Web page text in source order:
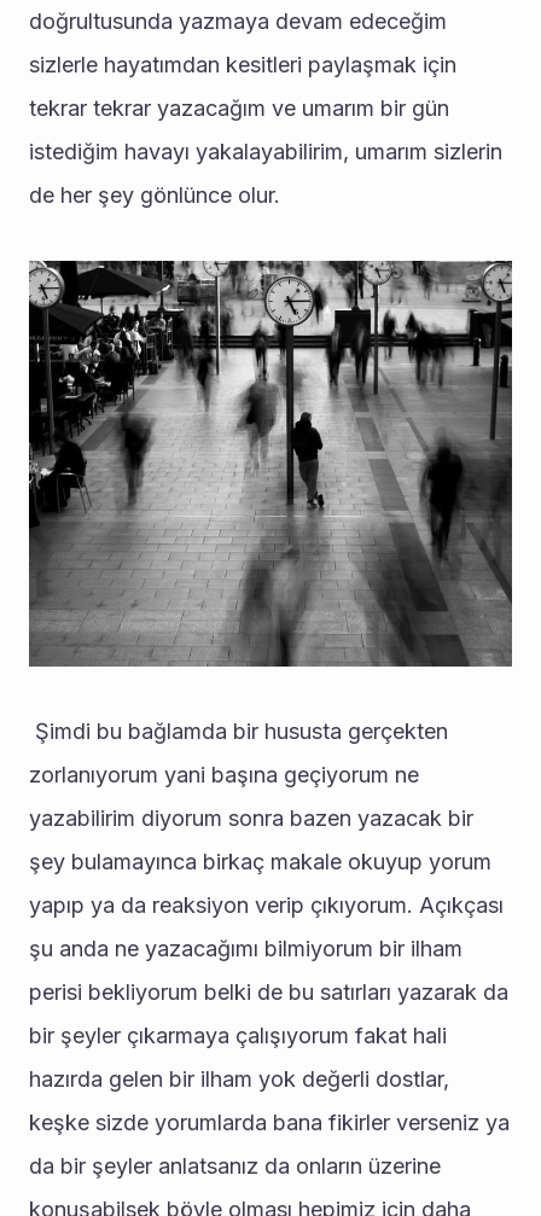
doğrultusunda yazmaya devam edeceğim
sizlerle hayatımdan kesitleri paylaşmak için
tekrar tekrar yazacağım ve umarım bir gün
istediğim havayı yakalayabilirim, umarım sizlerin
de her şey gönlünce olur.
zorlanıyorum yani başına geçiyorum ne
yazabilirim diyorum sonra bazen yazacak bir
şey bulamayınca birkaç makale okuyup yorum
yapıp ya da reaksiyon verip çıkıyorum. Açıkçası
şu anda ne yazacağımı bilmiyorum bir ilham
perisi bekliyorum belki de bu satırları yazarak da
bir şeyler çıkarmaya çalışıyorum fakat hali
hazırda gelen bir ilham yok değerli dostlar,
keşke sizde yorumlarda bana fikirler verseniz ya
da bir şeyler anlatsanız da onların üzerine
konuşabilsek böyle olması hepimiz için daha